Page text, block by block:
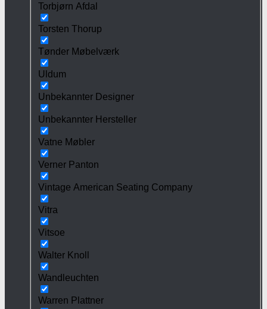
Torbjørn Afdal
Torsten Thorup
Tønder Møbelværk
Uldum
Unbekannter Designer
Unbekannter Hersteller
Vatne Møbler
Verner Panton
Vintage American Seating Company
Vitra
Vitsoe
Walter Knoll
Wandleuchten
Warren Plattner